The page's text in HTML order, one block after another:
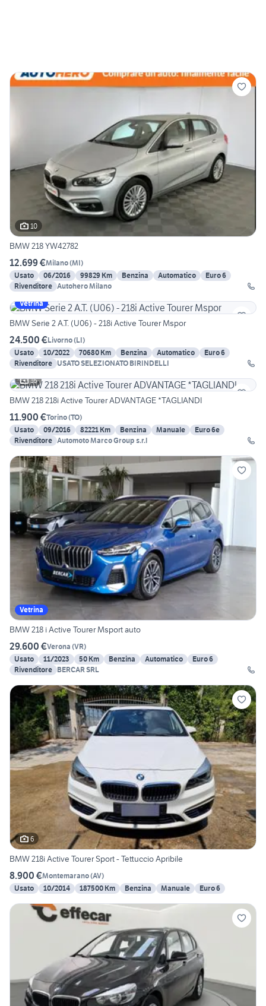
10
BMW 218 YW42782
12.699 €Milano(MI)
Usato
06/2016 99829 Km Benzina Automatico
Euro 6
Rivenditore Autohero Milano
Vetrina
BMW Serie 2 A.T. (U06) - 218i Active Tourer Mspor
24.500 €Livorno(LI)
Usato
10/2022 70680 Km Benzina Automatico
Euro 6
Rivenditore USATO SELEZIONATO BIRINDELLI
16
BMW 218 218i Active Tourer ADVANTAGE *TAGLIANDI
11.900 €Torino(TO)
Usato
09/2016 82221 Km Benzina Manuale
Euro 6e
Rivenditore Automoto Marco Group s.r.l
Vetrina
BMW 218 i Active Tourer Msport auto
29.600 €Verona (VR)
Usato
11/2023 50 Km Benzina Automatico
Euro 6
Rivenditore BERCAR SRL
6
BMW 218i Active Tourer Sport - Tettuccio Apribile
8.900 €Montemarano(AV)
Usato
10/2014 187500 Km Benzina Manuale Euro 6